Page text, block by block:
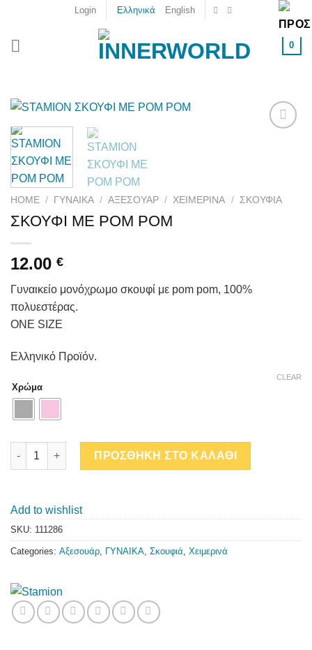
content
Login Ελληνικά English
0
HOME / ΓΥΝΑΙΚΑ / ΑΞΕΣΟΥΆΡ / ΧΕΙΜΕΡΙΝΆ / ΣΚΟΥΦΙΆ
ΣΚΟΥΦΙ ΜΕ POM POM
12.00 €
Γυναικείο μονόχρωμο σκουφί με pom pom, 100%
πολυεστέρας.
ONE SIZE
Ελληνικό Προϊόν.
Χρώμα
CLEAR
ΣΚΟΥΦΙ ΜΕ POM POM quantity
ΠΡΟΣΘΗΚΗ ΣΤΟ ΚΑΛΑΘΙ
Add to wishlist
SKU: 111286
Categories: Αξεσουάρ ΓΥΝΑΙΚΑ Σκουφιά Χειμερινά